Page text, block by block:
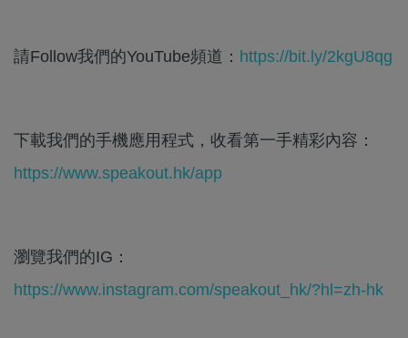
請Follow我們的YouTube頻道： https://bit.ly/2kgU8qg
下載我們的手機應用程式，收看第一手精彩內容：
https://www.speakout.hk/app
瀏覽我們的IG：
https://www.instagram.com/speakout_hk/?hl=zh-hk